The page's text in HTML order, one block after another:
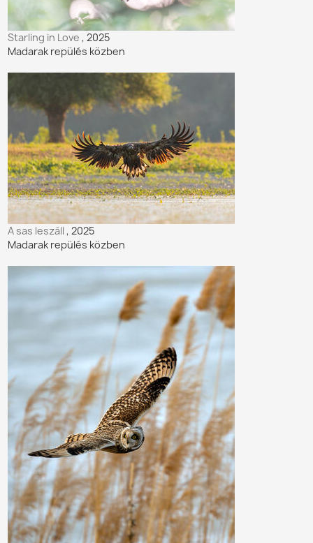
Starling in Love, 2025
Madarak repülés közben
A sas leszáll, 2025
Madarak repülés közben